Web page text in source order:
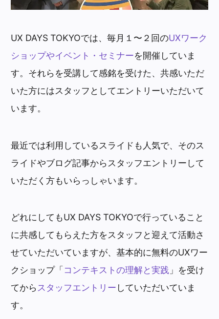
UX DAYS TOKYOでは、毎月１〜２回のUXワーク
ショップやイベント・セミナーを開催していま
す。それらを受講して感銘を受けた、共感いただ
いた方にはスタッフとしてエントリーいただいて
います。
最近では利用しているスライドも人気で、そのス
ライドやブログ記事からスタッフエントリーして
いただく方もいらっしゃいます。
どれにしてもUX DAYS TOKYOで行っていること
に共感してもらえた方をスタッフと迎えて活動さ
せていただいていますが、基本的に無料のUXワー
クショップ「 コンテキストの理解と実践 」を受け
てからスタッフエントリー していただいていま
す。